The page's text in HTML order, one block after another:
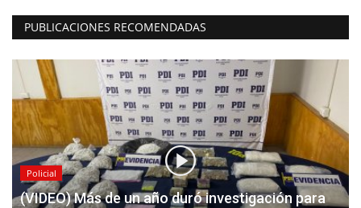
PUBLICACIONES RECOMENDADAS
Policial
(VIDEO) Más de un año duró investigación para